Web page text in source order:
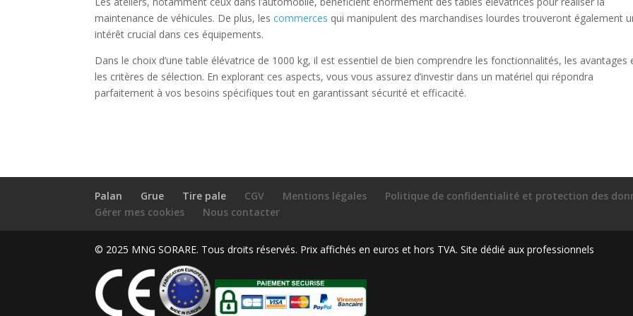
maintenance de véhicules. De plus, lescommerces qui manipulent des marchandises lourdes trouveront également
intérêt crucial dans ces équipements.
Dans le choix d’une table élévatrice de 1000 kg, il est essentiel de bien comprendre les fonctionnalités, les avantages
les critères de sélection. En explorant ces aspects, vous vous assurez d’investir dans un matériel qui répondra
parfaitement à vos besoins spécifiques tout en garantissant sécurité et efficacité.
Palan Grue Tire pale CGV Mentions légales Politique de confidentialité et protection des
Gérer mes cookies
Nous contacter
© 2025 MNG SORARE. Tous droits réservés. Prix affichés en euros et hors TVA. Site dédié aux professionnels